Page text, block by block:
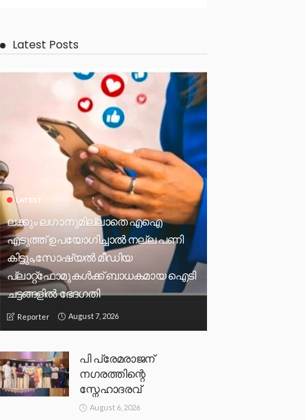
Latest Posts
LATEST
ലക്കും ലഗാനുമില്ലാതെ എഐ
എടുത്ത് ഉപയോഗിച്ചാല്‍ നല്ല പണി
കിട്ടും,സോഷ്യല്‍ മീഡിയ
പ്ലാറ്റ്‌ഫോമുകള്‍ക്ക് ബാധകമായ ഐടി
ചട്ടങ്ങളില്‍ ഭേദഗതി
Reporter August 7, 2026
പി പ്രേമരാജന്
നഗരത്തിന്റെ
സ്നേഹാദരവ്
August 6, 2026